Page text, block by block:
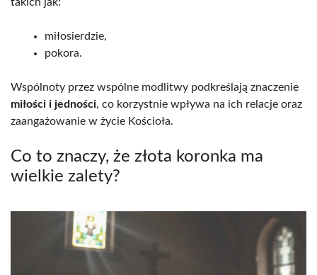
takich jak:
miłosierdzie,
pokora.
Wspólnoty przez wspólne modlitwy podkreślają znaczenie
miłości i jedności, co korzystnie wpływa na ich relacje oraz
zaangażowanie w życie Kościoła.
Co to znaczy, że złota koronka ma
wielkie zalety?